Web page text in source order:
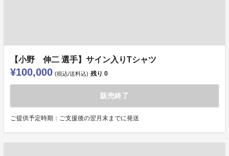
【小野 伸二 選手】サイン入りTシャツ
¥100,000 (税込/送料込) 残り 0
販売終了
ご提供予定時期：ご支援後の翌月末までに発送